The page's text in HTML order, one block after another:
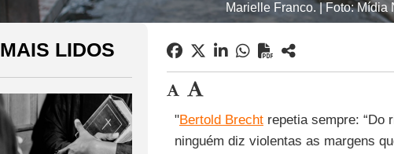
Marielle Franco. | Foto: Mídia
MAIS LIDOS
"Bertold Brechtrepetia sempre: “Do
ninguém diz violentas as margens